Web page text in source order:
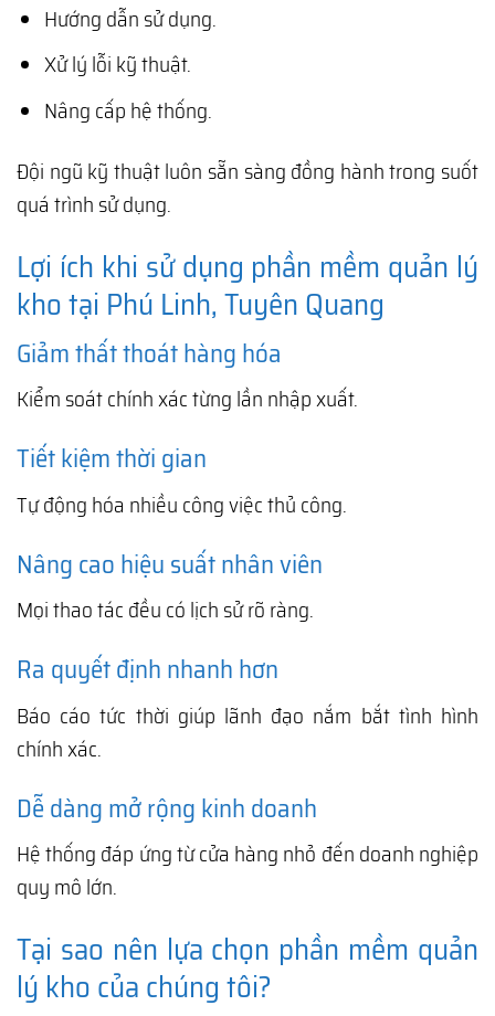
Hướng dẫn sử dụng.
Xử lý lỗi kỹ thuật.
Nâng cấp hệ thống.
Đội ngũ kỹ thuật luôn sẵn sàng đồng hành trong suốt
quá trình sử dụng.
Lợi ích khi sử dụng phần mềm quản lý
kho tại Phú Linh, Tuyên Quang
Giảm thất thoát hàng hóa
Kiểm soát chính xác từng lần nhập xuất.
Tiết kiệm thời gian
Tự động hóa nhiều công việc thủ công.
Nâng cao hiệu suất nhân viên
Mọi thao tác đều có lịch sử rõ ràng.
Ra quyết định nhanh hơn
Báo cáo tức thời giúp lãnh đạo nắm bắt tình hình
chính xác.
Dễ dàng mở rộng kinh doanh
Hệ thống đáp ứng từ cửa hàng nhỏ đến doanh nghiệp
quy mô lớn.
Tại sao nên lựa chọn phần mềm quản
lý kho của chúng tôi?